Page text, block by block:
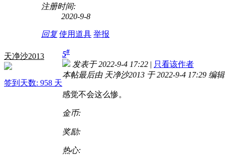
注册时间:
2020-9-8
回复 使用道具 举报
天净沙2013
签到天数: 958 天
5#
发表于 2022-9-4 17:22 | 只看该作者
本帖最后由 天净沙2013 于 2022-9-4 17:29 编辑
感觉不会这么惨。
金币:
奖励:
热心: